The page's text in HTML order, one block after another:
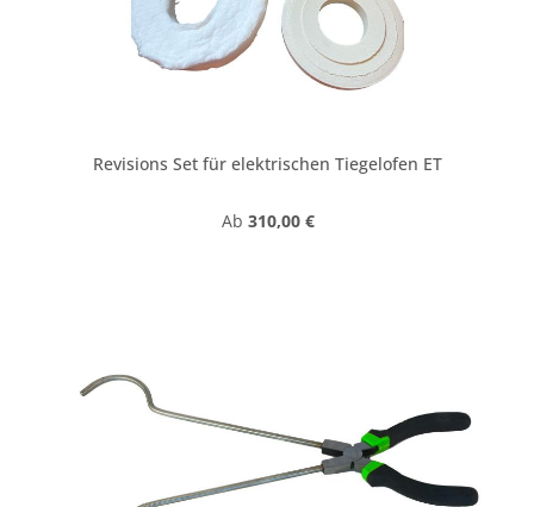
Revisions Set für elektrischen Tiegelofen ET
Regulärer Preis:
Ab 310,00 €